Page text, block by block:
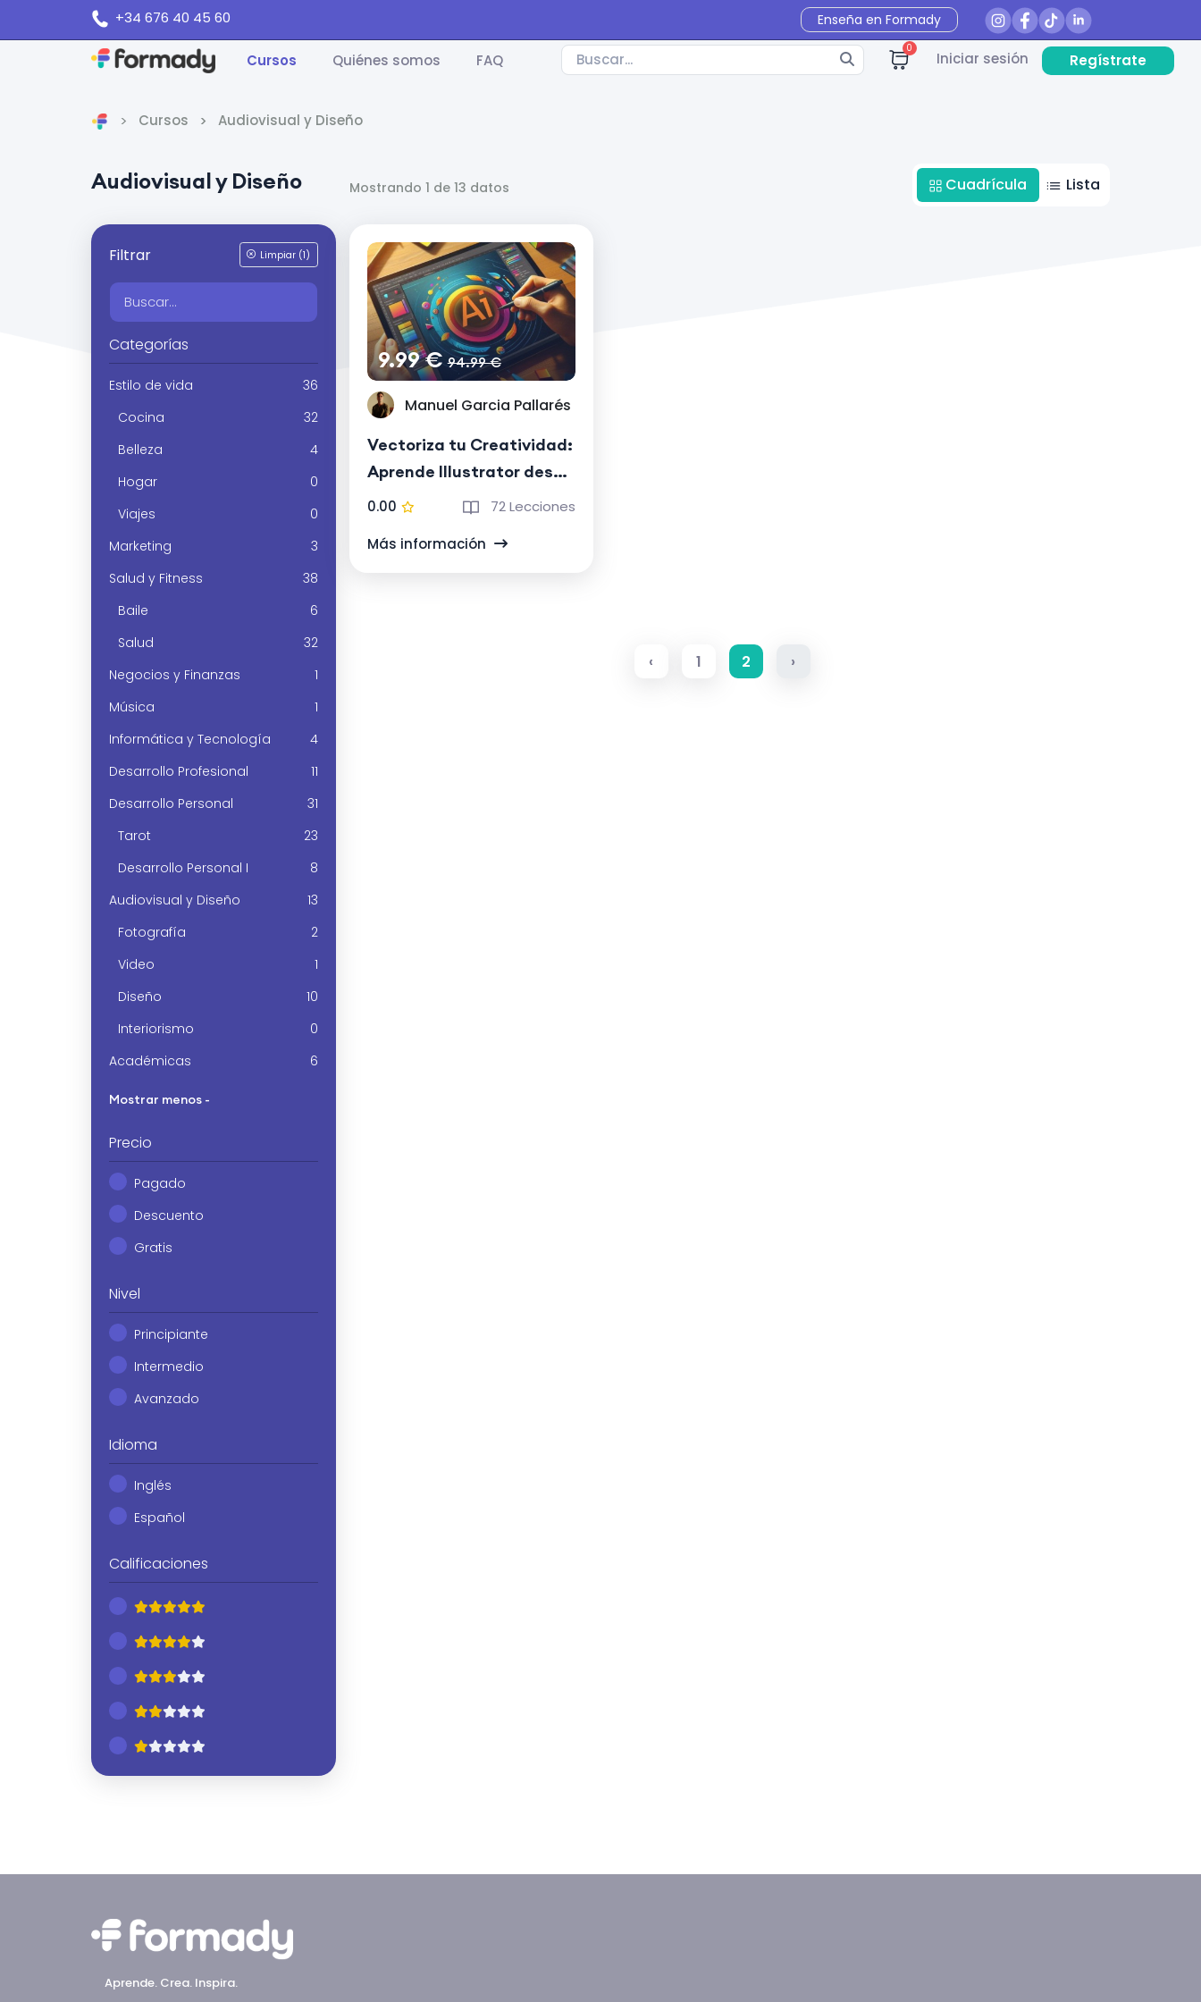
+34 676 40 45 60 Enseña en Formady
Cursos Quiénes somos FAQ
0
Iniciar sesión Regístrate
Cursos Audiovisual y Diseño
Audiovisual y Diseño Mostrando 1 de 13 datos Cuadrícula Lista
Filtrar Limpiar (1)
Categorías
Estilo de vida
36
Cocina
32
Belleza
4
Hogar
0
Viajes
0
Marketing
3
Salud y Fitness
38
Baile
6
Salud
32
Negocios y Finanzas
1
Música
1
Informática y Tecnología
4
Desarrollo Profesional
11
Desarrollo Personal
31
Tarot
23
Desarrollo Personal I
8
Audiovisual y Diseño
13
Fotografía
2
Video
1
Diseño
10
Interiorismo
0
Académicas
6
Mostrar menos -
Precio
Pagado
Descuento
Gratis
Nivel
Principiante
Intermedio
Avanzado
Idioma
Inglés
Español
Calificaciones
9.99 €94.99 €
Manuel Garcia Pallarés
Vectoriza tu Creatividad:
Aprende Illustrator desde
Cero
0.00
72 Lecciones
Más información
‹ 1 2 ›
Aprende. Crea. Inspira.